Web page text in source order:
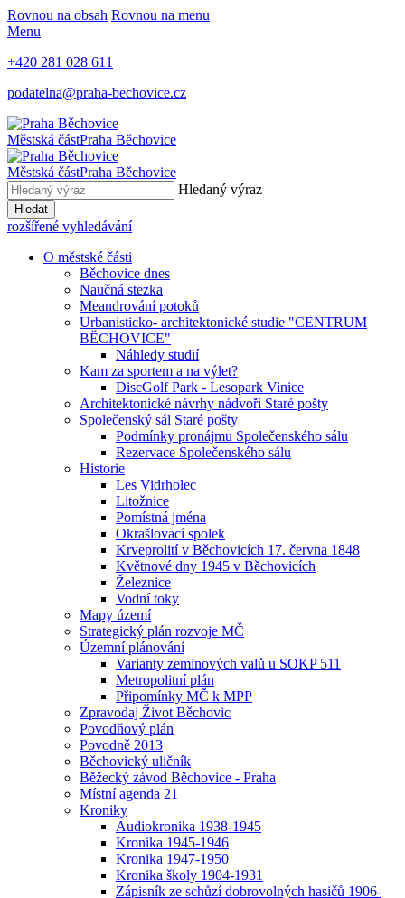
Rovnou na obsah Rovnou na menu
Menu
+420 281 028 611
podatelna@praha-bechovice.cz
Městská částPraha Běchovice
Městská částPraha Běchovice
Hledaný výraz
Hledat
rozšířené vyhledávání
O městské části
Běchovice dnes
Naučná stezka
Meandrování potoků
Urbanisticko- architektonické studie "CENTRUM
BĚCHOVICE"
Náhledy studií
Kam za sportem a na výlet?
DiscGolf Park - Lesopark Vinice
Architektonické návrhy nádvoří Staré pošty
Společenský sál Staré pošty
Podmínky pronájmu Společenského sálu
Rezervace Společenského sálu
Historie
Les Vidrholec
Litožnice
Pomístná jména
Okrašlovací spolek
Krveprolití v Běchovicích 17. června 1848
Květnové dny 1945 v Běchovicích
Železnice
Vodní toky
Mapy území
Strategický plán rozvoje MČ
Územní plánování
Varianty zeminových valů u SOKP 511
Metropolitní plán
Připomínky MČ k MPP
Zpravodaj Život Běchovic
Povodňový plán
Povodně 2013
Běchovický uličník
Běžecký závod Běchovice - Praha
Místní agenda 21
Kroniky
Audiokronika 1938-1945
Kronika 1945-1946
Kronika 1947-1950
Kronika školy 1904-1931
Zápisník ze schůzí dobrovolných hasičů 1906-